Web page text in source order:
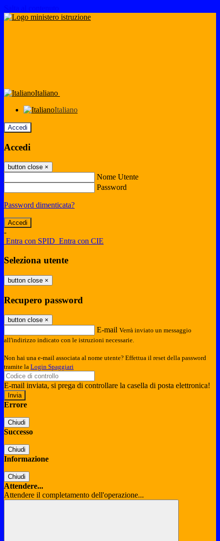
Italiano
Italiano
Accedi
Accedi
button close ×
Nome Utente
Password
Password dimenticata?
-
Entra con SPID Entra con CIE
Seleziona utente
button close ×
Recupero password
button close ×
E-mail Verrà inviato un messaggio
all'indirizzo indicato con le istruzioni necessarie.
Non hai una e-mail associata al nome utente? Effettua il reset della password
tramite la Login Spaggiari
E-mail inviata, si prega di controllare la casella di posta elettronica!
Errore
Chiudi
Successo
Chiudi
Informazione
Chiudi
Attendere...
Attendere il completamento dell'operazione...